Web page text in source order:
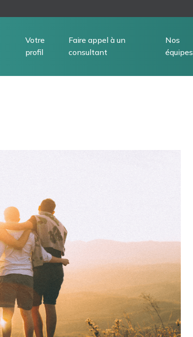
Votre
profil
Faire appel à un
consultant
Nos
équipes